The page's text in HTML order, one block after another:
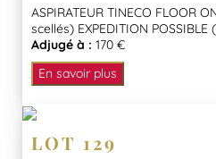
ASPIRATEUR TINECO FLOOR
scellés) EXPEDITION
Adjugé à : 170 €
En savoir plus
LOT 129